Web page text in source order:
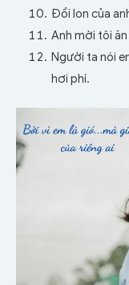
Đổi lon của
Anh mời tôi
Người ta nói
hơi phí.